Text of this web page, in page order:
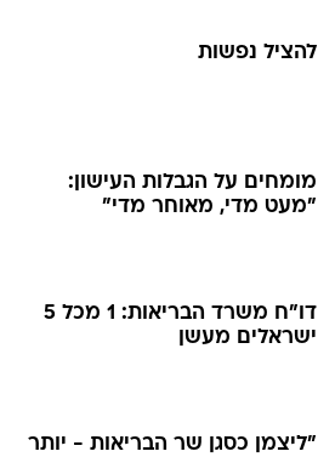
להציל נפשות
מומחים על הגבלות העישון:
"מעט מדי, מאוחר מדי"
דו"ח משרד הבריאות: 1 מכל 5
ישראלים מעשן
"ליצמן כסגן שר הבריאות - יותר